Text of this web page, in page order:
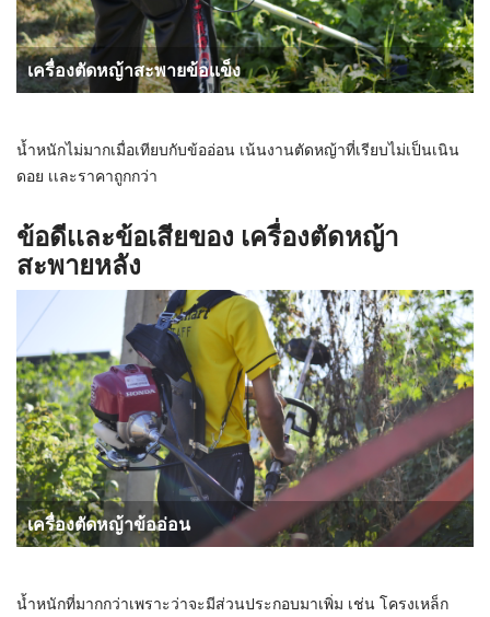
เครื่องตัดหญ้าสะพายข้อเเข็ง
น้ำหนักไม่มากเมื่อเทียบกับข้ออ่อน เน้นงานตัดหญ้าที่เรียบไม่เป็นเนิน
ดอย เเละราคาถูกกว่า
ข้อดีเเละข้อเสียของ เครื่องตัดหญ้า
สะพายหลัง
เครื่องตัดหญ้าข้ออ่อน
น้ำหนักที่มากกว่าเพราะว่าจะมีส่วนประกอบมาเพิ่ม เช่น โครงเหล็ก